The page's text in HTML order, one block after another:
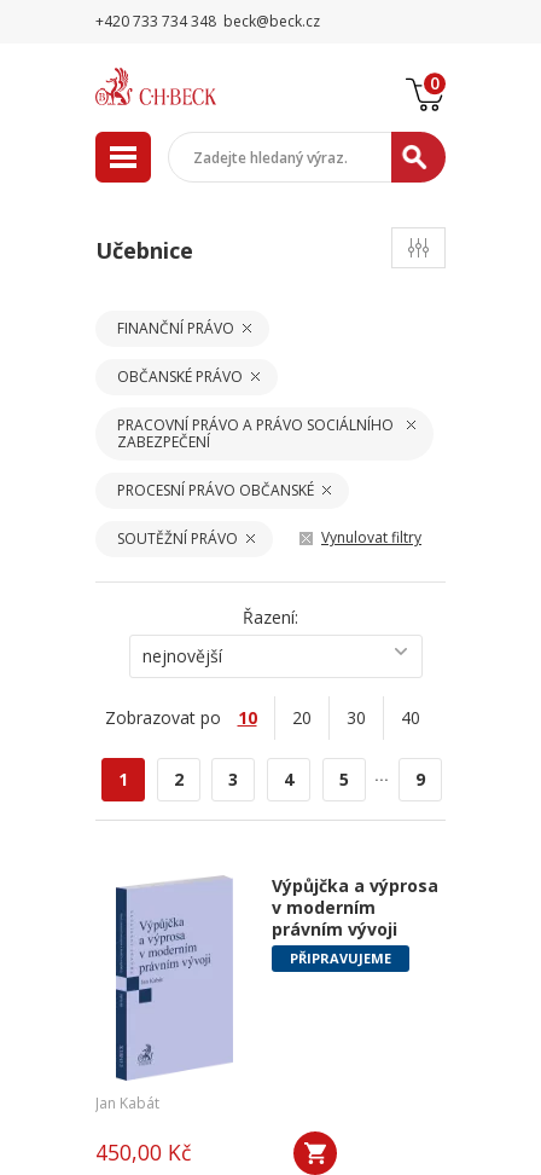
+420 733 734 348 beck@beck.cz
0
Učebnice
FINANČNÍ PRÁVO
OBČANSKÉ PRÁVO
PRACOVNÍ PRÁVO A PRÁVO SOCIÁLNÍHO
ZABEZPEČENÍ
PROCESNÍ PRÁVO OBČANSKÉ
SOUTĚŽNÍ PRÁVO Vynulovat filtry
Řazení:
nejnovější
Zobrazovat po 10 20 30 40
1 2 3 4 5 ... 9
Výpůjčka a výprosa
v moderním
právním vývoji
PŘIPRAVUJEME
Jan Kabát
450,00 Kč